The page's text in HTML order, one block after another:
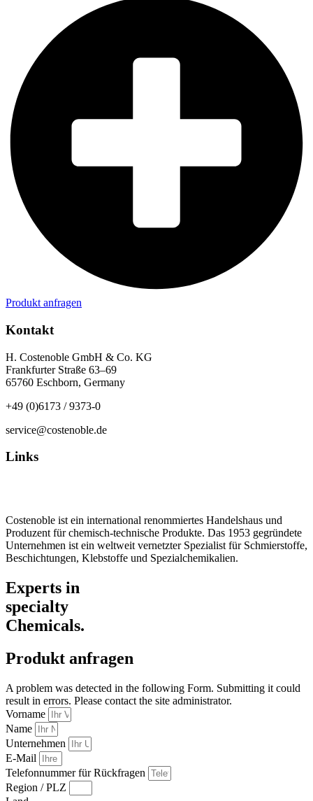
Produkt anfragen
Kontakt
H. Costenoble GmbH & Co. KG
Frankfurter Straße 63–69
65760 Eschborn, Germany
+49 (0)6173 / 9373-0
service@costenoble.de
Links
Costenoble ist ein international renommiertes Handelshaus und
Produzent für chemisch-technische Produkte. Das 1953 gegründete
Unternehmen ist ein weltweit vernetzter Spezialist für Schmierstoffe,
Beschichtungen, Klebstoffe und Spezialchemikalien.
Experts in
specialty
Chemicals.
Produkt anfragen
A problem was detected in the following Form. Submitting it could
result in errors. Please contact the site administrator.
Vorname
Name
Unternehmen
E-Mail
Telefonnummer für Rückfragen
Region / PLZ